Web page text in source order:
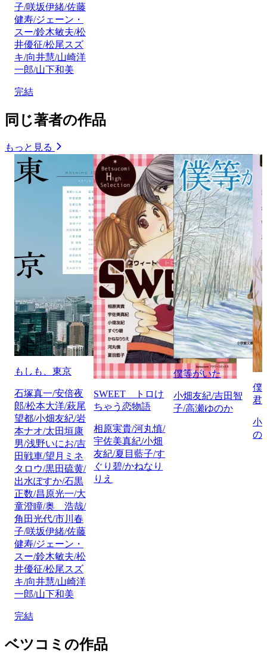
子/咲坂伊緒/佐藤
健寿/ジェーン・
スー/鈴木敏夫/松
井優征/松尾スズ
キ/向井慧/山崎洋
一郎/山下和美
完結
同じ著者の作品
もっと見る
もしも、東京
石塚真一/安倍夜
郎/松本大洋/萩尾
望都/小畑友紀/岩
本ナオ/太田垣康
男/浅野いにお/吉
田戦車/望月ミネ
タロウ/黒田硫黄/
出水ぽすか/石黒
正数/昌原光一/大
童澄瞳/奥 浩哉/
角田光代/市川春
子/咲坂伊緒/佐藤
健寿/ジェーン・
スー/鈴木敏夫/松
井優征/松尾スズ
キ/向井慧/山崎洋
一郎/山下和美
完結
SWEET トロけ
ちゃう恋物語
相原実貴/河丸慎/
宇佐美真紀/小畑
友紀/夏目藍子/す
ぐり碧/かねなり
りえ
僕等がいた
小畑友紀/吉田智
子/高瀬ゆのか
僕
君
小
の
ベツコミの作品